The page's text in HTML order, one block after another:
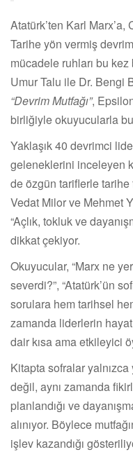
Atatürk’ten Karl
Tarihe yön vermiş
mücadele ruhları bu
Umur Talu ile Dr. Bengi
“Devrim Mutfağı”,
birliğiyle okuyucularla
Yaklaşık 40 devrimci
geleneklerini inceleyen
de özgün tariflerle tarihe
Vedat Milor ve Mehmet
“Açlık, tokluk ve
dikkat çekiyor.
Okuyucular, “Marx ne
severdi?”, “Atatürk’ün
sorulara hem tarihsel
zamanda liderlerin
dair kısa ama etkileyici
Kitapta sofralar
değil, aynı zamanda
planlandığı ve
alınıyor. Böylece
işlev kazandığı